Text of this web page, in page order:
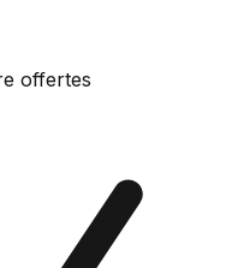
offertes